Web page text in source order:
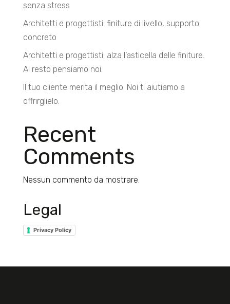
senza stress
Architetti e progettisti: finiture di livello, supporto
concreto
Architetti e progettisti: alza l’asticella delle finiture.
Al resto pensiamo noi.
Il tuo cliente merita il meglio. Noi ti aiutiamo a
offrirglielo.
Recent
Comments
Nessun commento da mostrare.
Legal
Privacy Policy